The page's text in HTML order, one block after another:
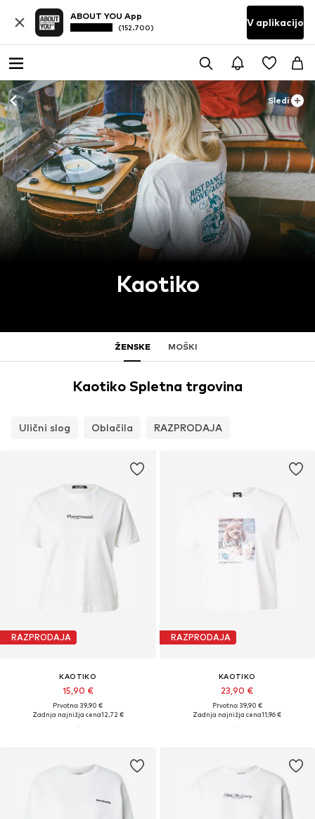
ABOUT YOU App
(152.700) V aplikacijo
Sledi
Kaotiko
ŽENSKE MOŠKI
Kaotiko Spletna trgovina
Ulični slog Oblačila RAZPRODAJA
RAZPRODAJA
KAOTIKO
15,90 €
Prvotno: 39,90 €
Zadnja najnižja cena12,72 €
RAZPRODAJA
KAOTIKO
23,90 €
Prvotno: 39,90 €
Zadnja najnižja cena11,96 €